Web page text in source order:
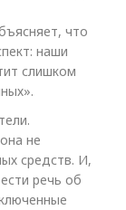
что
наши
слишком
не
средств. И,
речь об